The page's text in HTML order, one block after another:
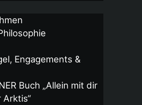
Engagements &
Buch „Allein mit dir
Arktis“